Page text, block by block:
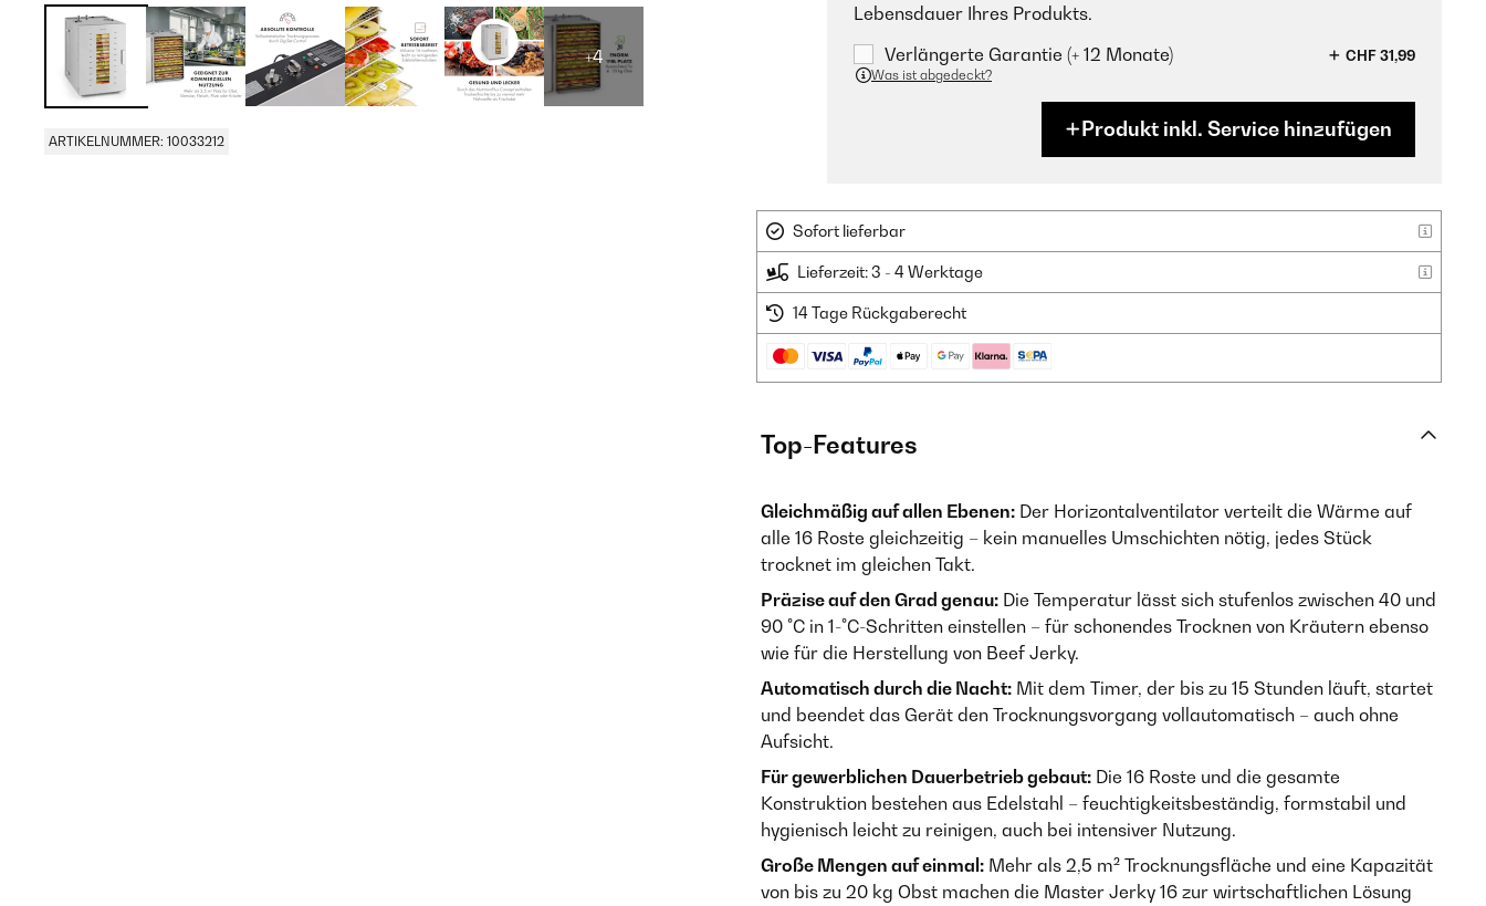
+4
ARTIKELNUMMER: 10033212
Lebensdauer Ihres Produkts.
Verlängerte Garantie (+ 12 Monate)
CHF 31,99
Was ist abgedeckt?
Produkt inkl. Service hinzufügen
Sofort lieferbar
Lieferzeit: 3 - 4 Werktage
14 Tage Rückgaberecht
Top-Features
Gleichmäßig auf allen Ebenen: Der Horizontalventilator verteilt die Wärme auf
alle 16 Roste gleichzeitig – kein manuelles Umschichten nötig, jedes Stück
trocknet im gleichen Takt.
Präzise auf den Grad genau: Die Temperatur lässt sich stufenlos zwischen 40 und
90 °C in 1-°C-Schritten einstellen – für schonendes Trocknen von Kräutern ebenso
wie für die Herstellung von Beef Jerky.
Automatisch durch die Nacht: Mit dem Timer, der bis zu 15 Stunden läuft, startet
und beendet das Gerät den Trocknungsvorgang vollautomatisch – auch ohne
Aufsicht.
Für gewerblichen Dauerbetrieb gebaut: Die 16 Roste und die gesamte
Konstruktion bestehen aus Edelstahl – feuchtigkeitsbeständig, formstabil und
hygienisch leicht zu reinigen, auch bei intensiver Nutzung.
Große Mengen auf einmal: Mehr als 2,5 m² Trocknungsfläche und eine Kapazität
von bis zu 20 kg Obst machen die Master Jerky 16 zur wirtschaftlichen Lösung